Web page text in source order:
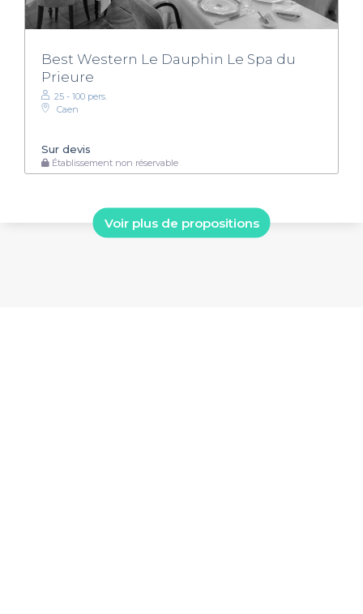
Best Western Le Dauphin Le Spa du
Prieure
25 - 100 pers.
Caen
Sur devis
Établissement non réservable
Voir plus de propositions